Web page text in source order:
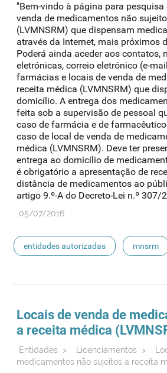
"Bem-vindo à página para
venda de medicamentos não
(LVMNSRM) que dispensam
através da Internet, mais próximos
Poderá ainda aceder aos contatos,
eletrónicas, correio eletrónico (e-
farmácias e locais de venda de
receita médica (LVMNSRM) que
domicílio. A entrega dos
feita sob a supervisão de pessoal
caso de farmácia e de
caso de local de venda de
médica (LVMNSRM). Deve ter
entrega ao domicílio de
é obrigatório a apresentação de
distância de medicamentos ao
artigo 9.º-A do Decreto-Lei n.º 307/
05/07/2016
entidades autorizadas mnsrm
Locais de venda de
a receita médica (LV
Entidades > Licenciamentos >
medicamentos não sujeitos a receita